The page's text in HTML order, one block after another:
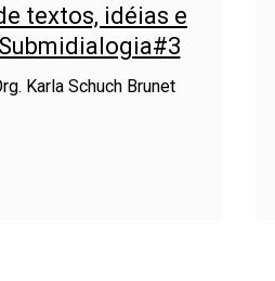
textos, idéias e
Karla Schuch Brunet